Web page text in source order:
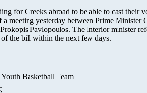
for Greeks abroad to be able to cast their
a meeting yesterday between Prime Minister
Pavlopoulos. The Interior minister
the bill within the next few days.
Basketball Team